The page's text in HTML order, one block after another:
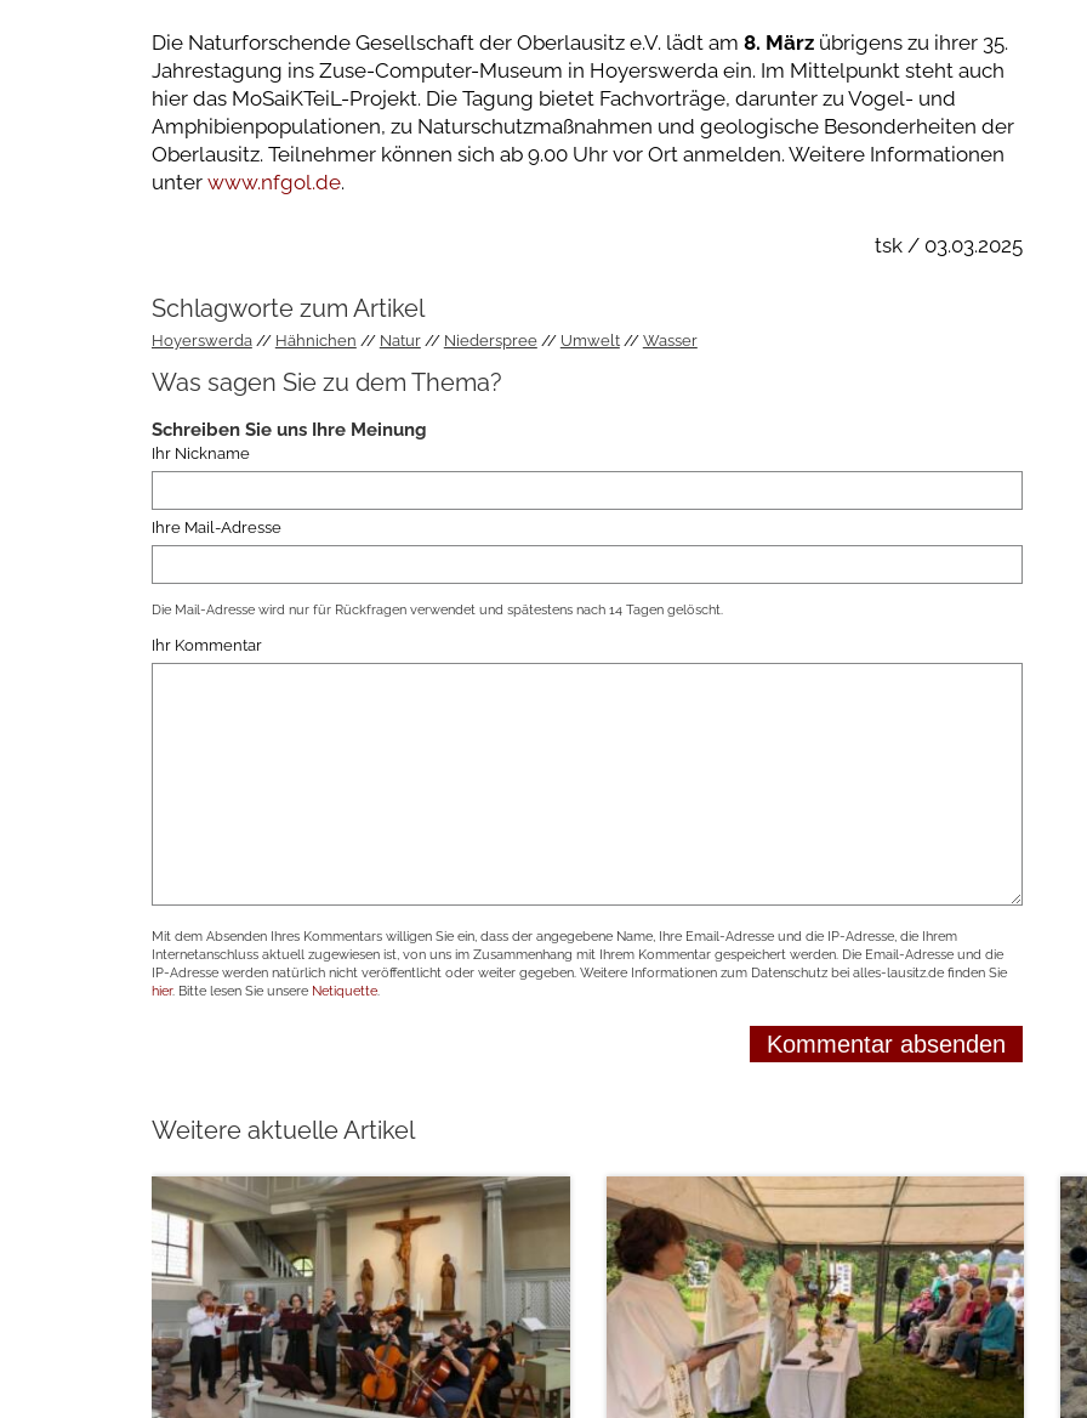
Die Naturforschende Gesellschaft der Oberlausitz e.V. lädt am 8. Märzübrigens zu ihrer 35.
Jahrestagung ins Zuse-Computer-Museum in Hoyerswerda ein. Im Mittelpunkt steht auch
hier das MoSaiKTeiL-Projekt. Die Tagung bietet Fachvorträge, darunter zu Vogel- und
Amphibienpopulationen, zu Naturschutzmaßnahmen und geologische Besonderheiten der
Oberlausitz. Teilnehmer können sich ab 9.00 Uhr vor Ort anmelden. Weitere Informationen
unter www.nfgol.de.
tsk / 03.03.2025
Schlagworte zum Artikel
Hoyerswerda Hähnichen Natur Niederspree Umwelt Wasser
Was sagen Sie zu dem Thema?
Schreiben Sie uns Ihre Meinung
Ihr Nickname
Ihre Mail-Adresse
Die Mail-Adresse wird nur für Rückfragen verwendet und spätestens nach 14 Tagen gelöscht.
Ihr Kommentar
Mit dem Absenden Ihres Kommentars willigen Sie ein, dass der angegebene Name, Ihre Email-Adresse und die IP-Adresse, die Ihrem
Internetanschluss aktuell zugewiesen ist, von uns im Zusammenhang mit Ihrem Kommentar gespeichert werden. Die Email-Adresse und die
IP-Adresse werden natürlich nicht veröffentlicht oder weiter gegeben. Weitere Informationen zum Datenschutz bei alles-lausitz.de finden Sie
hier. Bitte lesen Sie unsere Netiquette.
Weitere aktuelle Artikel
weiterlesen weiterlesen